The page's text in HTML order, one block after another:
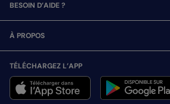
BESOIN D’AIDE ?
À PROPOS
TÉLÉCHARGEZ L’APP